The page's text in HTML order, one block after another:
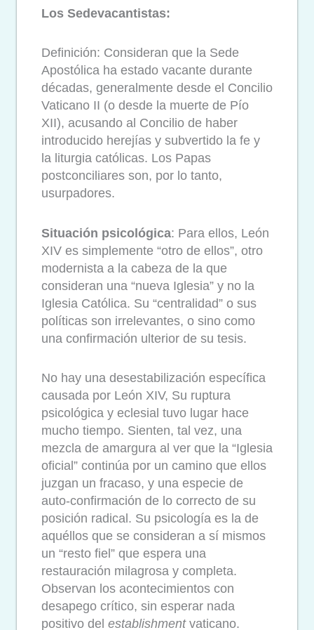
Los Sedevacantistas:
Definición: Consideran que la Sede
Apostólica ha estado vacante durante
décadas, generalmente desde el Concilio
Vaticano II (o desde la muerte de Pío
XII), acusando al Concilio de haber
introducido herejías y subvertido la fe y
la liturgia católicas. Los Papas
postconciliares son, por lo tanto,
usurpadores.
Situación psicológica: Para ellos, León
XIV es simplemente “otro de ellos”, otro
modernista a la cabeza de la que
consideran una “nueva Iglesia” y no la
Iglesia Católica. Su “centralidad” o sus
políticas son irrelevantes, o sino como
una confirmación ulterior de su tesis.
No hay una desestabilización específica
causada por León XIV, Su ruptura
psicológica y eclesial tuvo lugar hace
mucho tiempo. Sienten, tal vez, una
mezcla de amargura al ver que la “Iglesia
oficial” continúa por un camino que ellos
juzgan un fracaso, y una especie de
auto-confirmación de lo correcto de su
posición radical. Su psicología es la de
aquéllos que se consideran a sí mismos
un “resto fiel” que espera una
restauración milagrosa y completa.
Observan los acontecimientos con
desapego crítico, sin esperar nada
positivo del establishmentvaticano.